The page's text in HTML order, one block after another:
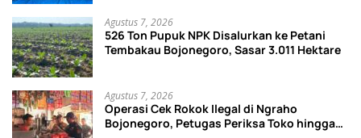
Agustus 7, 2026
526 Ton Pupuk NPK Disalurkan ke Petani
Tembakau Bojonegoro, Sasar 3.011 Hektare
Agustus 7, 2026
Operasi Cek Rokok Ilegal di Ngraho
Bojonegoro, Petugas Periksa Toko hingga